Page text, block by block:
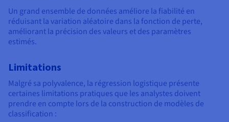
Un grand ensemble de données améliore la fiabilité en
réduisant la variation aléatoire dans la fonction de perte,
améliorant la précision des valeurs et des paramètres
estimés.
Limitations
Malgré sa polyvalence, la régression logistique présente
certaines limitations pratiques que les analystes doivent
prendre en compte lors de la construction de modèles de
classification :